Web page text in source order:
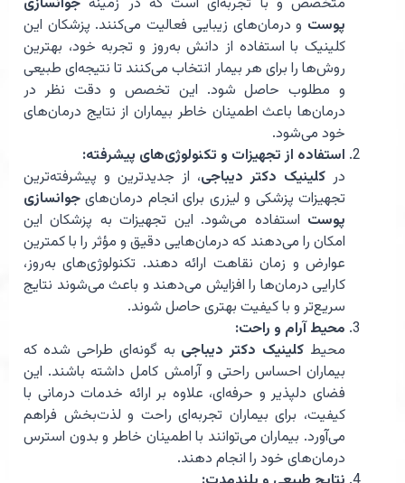
پوست و درمان‌های زیبایی فعالیت می‌کنند. پزشکان این
کلینیک با استفاده از دانش به‌روز و تجربه خود، بهترین
روش‌ها را برای هر بیمار انتخاب می‌کنند تا نتیجه‌ای طبیعی
و مطلوب حاصل شود. این تخصص و دقت نظر در
درمان‌ها باعث اطمینان خاطر بیماران از نتایج درمان‌های
خود می‌شود.
استفاده از تجهیزات و تکنولوژی‌های پیشرفته:
در کلینیک دکتر دیباجی، از جدیدترین و پیشرفته‌ترین
تجهیزات پزشکی و لیزری برای انجام درمان‌های جوانسازی
پوست استفاده می‌شود. این تجهیزات به پزشکان این
امکان را می‌دهند که درمان‌هایی دقیق و مؤثر را با کمترین
عوارض و زمان نقاهت ارائه دهند. تکنولوژی‌های به‌روز،
کارایی درمان‌ها را افزایش می‌دهند و باعث می‌شوند نتایج
سریع‌تر و با کیفیت بهتری حاصل شوند.
محیط آرام و راحت:
محیط کلینیک دکتر دیباجی به گونه‌ای طراحی شده که
بیماران احساس راحتی و آرامش کامل داشته باشند. این
فضای دلپذیر و حرفه‌ای، علاوه بر ارائه خدمات درمانی با
کیفیت، برای بیماران تجربه‌ای راحت و لذت‌بخش فراهم
می‌آورد. بیماران می‌توانند با اطمینان خاطر و بدون استرس
درمان‌های خود را انجام دهند.